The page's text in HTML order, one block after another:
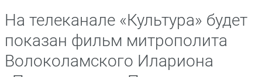
На телеканале «Культура» будет
показан фильм митрополита
Волоколамского Илариона